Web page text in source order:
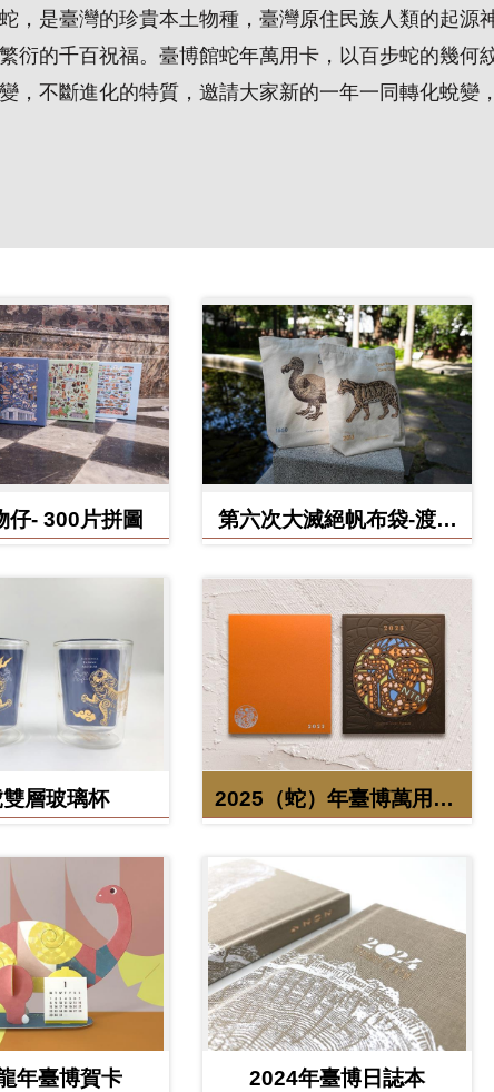
，是臺灣的珍貴本土物種，臺灣原住民族人類的起源
衍的千百祝福。臺博館蛇年萬用卡，以百步蛇的幾何
，不斷進化的特質，邀請大家新的一年一同轉化蛻變
仔- 300片拼圖
第六次大滅絕帆布袋-渡渡
牛
層玻璃杯
2025（蛇）年臺博萬用卡-
年臺博賀卡 2024年臺博日誌本